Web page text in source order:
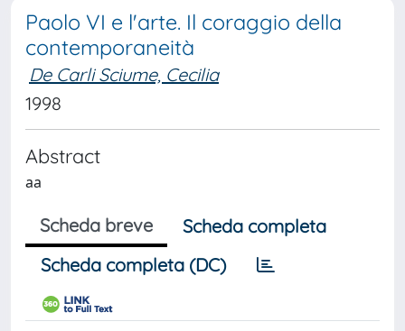
Paolo VI e l'arte. Il coraggio della
contemporaneità
De Carli Sciume, Cecilia
1998
Abstract
aa
Scheda breve
Scheda completa
Scheda completa (DC)